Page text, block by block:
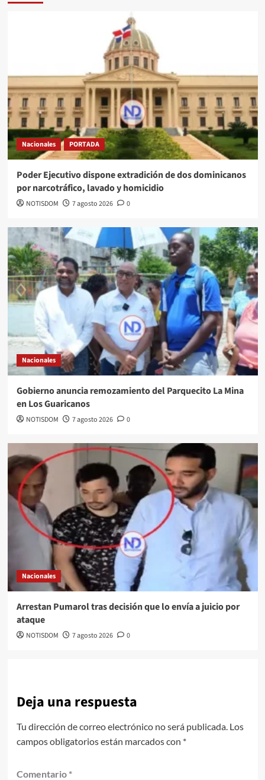
Nacionales PORTADA
Poder Ejecutivo dispone extradición de dos dominicanos
por narcotráfico, lavado y homicidio
NOTISDOM 7 agosto 2026 0
Nacionales
Gobierno anuncia remozamiento del Parquecito La Mina
en Los Guaricanos
NOTISDOM 7 agosto 2026 0
Nacionales
Arrestan Pumarol tras decisión que lo envía a juicio por
ataque
NOTISDOM 7 agosto 2026 0
Deja una respuesta
Tu dirección de correo electrónico no será publicada. Los
campos obligatorios están marcados con *
Comentario *